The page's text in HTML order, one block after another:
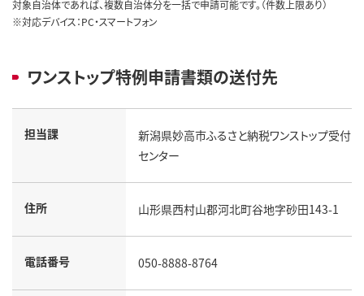
対象自治体であれば、複数自治体分を一括で申請可能です。（件数上限あり）
※対応デバイス：PC・スマートフォン
ワンストップ特例申請書類の送付先
担当課
新潟県妙高市ふるさと納税ワンストップ受付
センター
住所 山形県西村山郡河北町谷地字砂田143-1
電話番号 050-8888-8764